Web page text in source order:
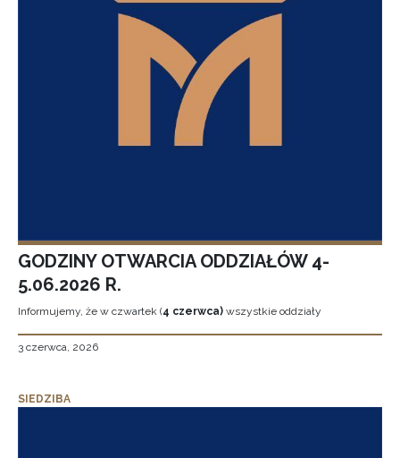
GODZINY OTWARCIA ODDZIAŁÓW 4-
5.06.2026 R.
Informujemy, że w czwartek (4 czerwca) wszystkie oddziały
3 czerwca, 2026
SIEDZIBA